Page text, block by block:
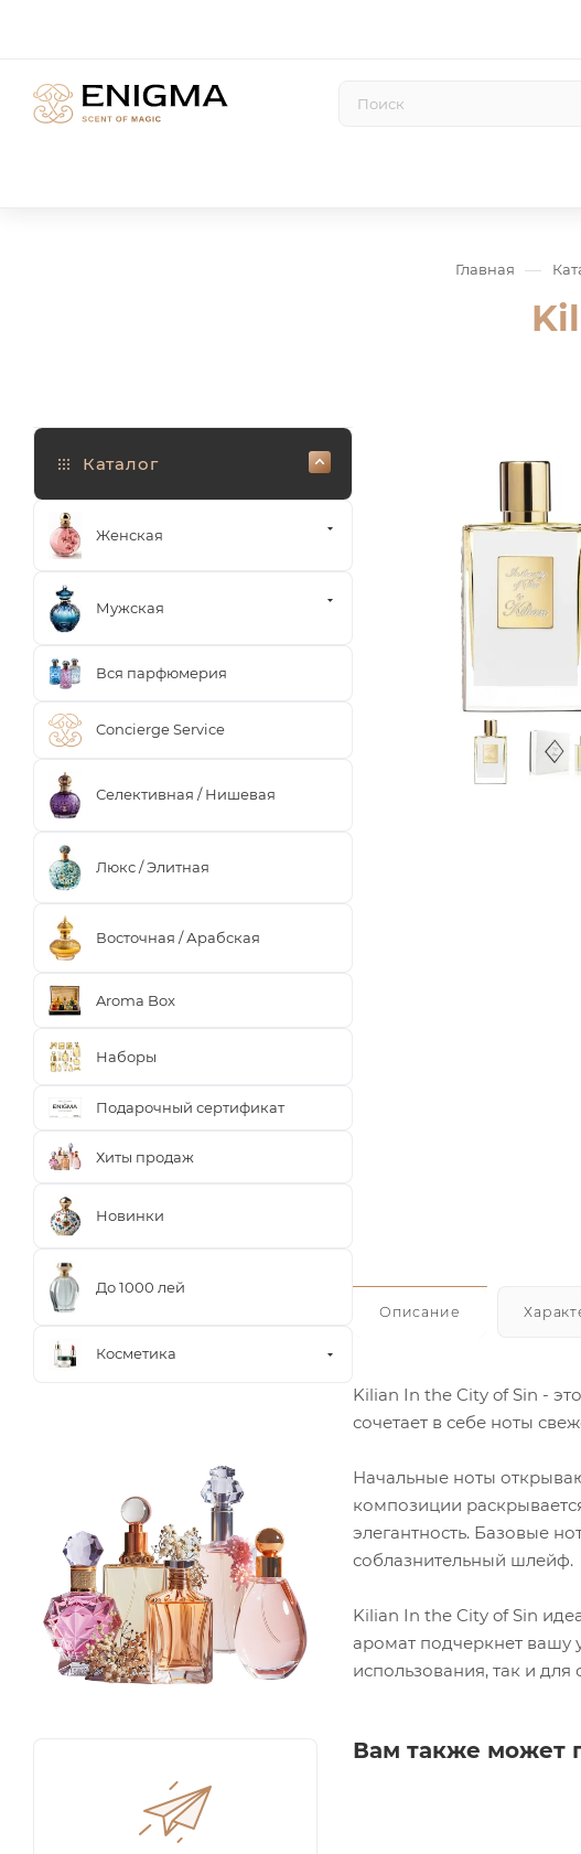
Главная —
Описание
Kilian In the City of Sin -
сочетает в себе ноты
Начальные ноты
композиции
элегантность. Базовые
соблазнительный шлейф.
Kilian In the City of Sin
аромат подчеркнет вашу
использования, так и
Вам также может
Каталог
Женская
Мужская
Вся парфюмерия
Concierge Service
Селективная / Нишевая
Люкс / Элитная
Восточная / Арабская
Aroma Box
Наборы
Подарочный сертификат
Хиты продаж
Новинки
До 1000 лей
Косметика